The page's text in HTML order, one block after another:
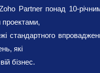
Partner понад 10-
проектами,
стандартного
які
бізнес.